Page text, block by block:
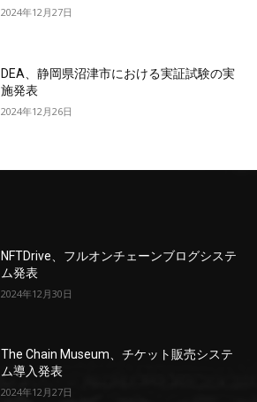
2024年12月27日
DEA、静岡県沼津市における実証試験の実
施発表
2024年12月26日
NFTDrive、フルオンチェーンブログシステ
ム発表
2024年12月30日
The Chain Museum、チケット販売システ
ム導入発表
2024年12月27日